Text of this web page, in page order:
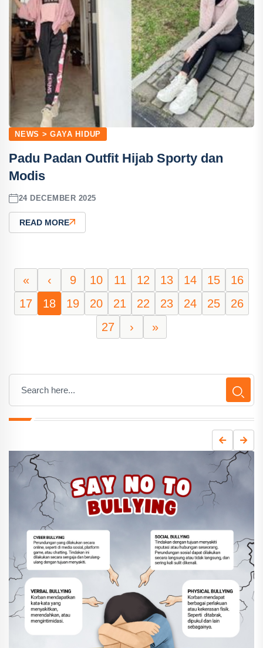
NEWS > GAYA HIDUP
Padu Padan Outfit Hijab Sporty dan
Modis
24 DECEMBER 2025
READ MORE
« ‹ 9 10 11 12 13 14 15
16
17
18 19 20 21 22 23 24 25
26
27
› »